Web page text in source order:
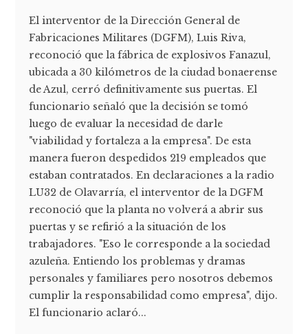
El interventor de la Dirección General de
Fabricaciones Militares (DGFM), Luis Riva,
reconoció que la fábrica de explosivos Fanazul,
ubicada a 30 kilómetros de la ciudad bonaerense
de Azul, cerró definitivamente sus puertas. El
funcionario señaló que la decisión se tomó
luego de evaluar la necesidad de darle
"viabilidad y fortaleza a la empresa". De esta
manera fueron despedidos 219 empleados que
estaban contratados. En declaraciones a la radio
LU32 de Olavarría, el interventor de la DGFM
reconoció que la planta no volverá a abrir sus
puertas y se refirió a la situación de los
trabajadores. "Eso le corresponde a la sociedad
azuleña. Entiendo los problemas y dramas
personales y familiares pero nosotros debemos
cumplir la responsabilidad como empresa", dijo.
El funcionario aclaró...